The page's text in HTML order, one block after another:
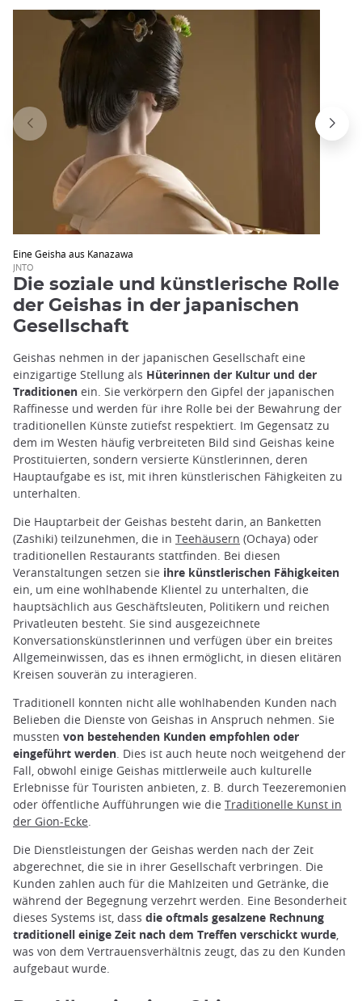
Eine Geisha aus Kanazawa
JNTO
Die soziale und künstlerische Rolle
der Geishas in der japanischen
Gesellschaft
Geishas nehmen in der japanischen Gesellschaft eine
einzigartige Stellung als Hüterinnen der Kultur und der
Traditionen ein. Sie verkörpern den Gipfel der japanischen
Raffinesse und werden für ihre Rolle bei der Bewahrung der
traditionellen Künste zutiefst respektiert. Im Gegensatz zu
dem im Westen häufig verbreiteten Bild sind Geishas keine
Prostituierten, sondern versierte Künstlerinnen, deren
Hauptaufgabe es ist, mit ihren künstlerischen Fähigkeiten zu
unterhalten.
Die Hauptarbeit der Geishas besteht darin, an Banketten
(Zashiki) teilzunehmen, die in Teehäusern (Ochaya) oder
traditionellen Restaurants stattfinden. Bei diesen
Veranstaltungen setzen sie ihre künstlerischen Fähigkeiten
ein, um eine wohlhabende Klientel zu unterhalten, die
hauptsächlich aus Geschäftsleuten, Politikern und reichen
Privatleuten besteht. Sie sind ausgezeichnete
Konversationskünstlerinnen und verfügen über ein breites
Allgemeinwissen, das es ihnen ermöglicht, in diesen elitären
Kreisen souverän zu interagieren.
Traditionell konnten nicht alle wohlhabenden Kunden nach
Belieben die Dienste von Geishas in Anspruch nehmen. Sie
mussten von bestehenden Kunden empfohlen oder
eingeführt werden. Dies ist auch heute noch weitgehend der
Fall, obwohl einige Geishas mittlerweile auch kulturelle
Erlebnisse für Touristen anbieten, z. B. durch Teezeremonien
oder öffentliche Aufführungen wie die Traditionelle Kunst in
der Gion-Ecke.
Die Dienstleistungen der Geishas werden nach der Zeit
abgerechnet, die sie in ihrer Gesellschaft verbringen. Die
Kunden zahlen auch für die Mahlzeiten und Getränke, die
während der Begegnung verzehrt werden. Eine Besonderheit
dieses Systems ist, dass die oftmals gesalzene Rechnung
traditionell einige Zeit nach dem Treffen verschickt wurde,
was von dem Vertrauensverhältnis zeugt, das zu den Kunden
aufgebaut wurde.